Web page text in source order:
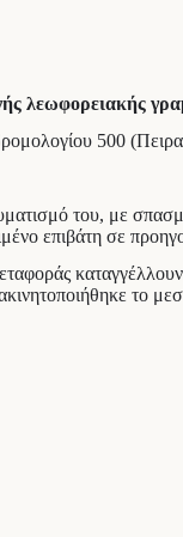
λεωφορειακής
500
του, με
επιβάτη σε
το